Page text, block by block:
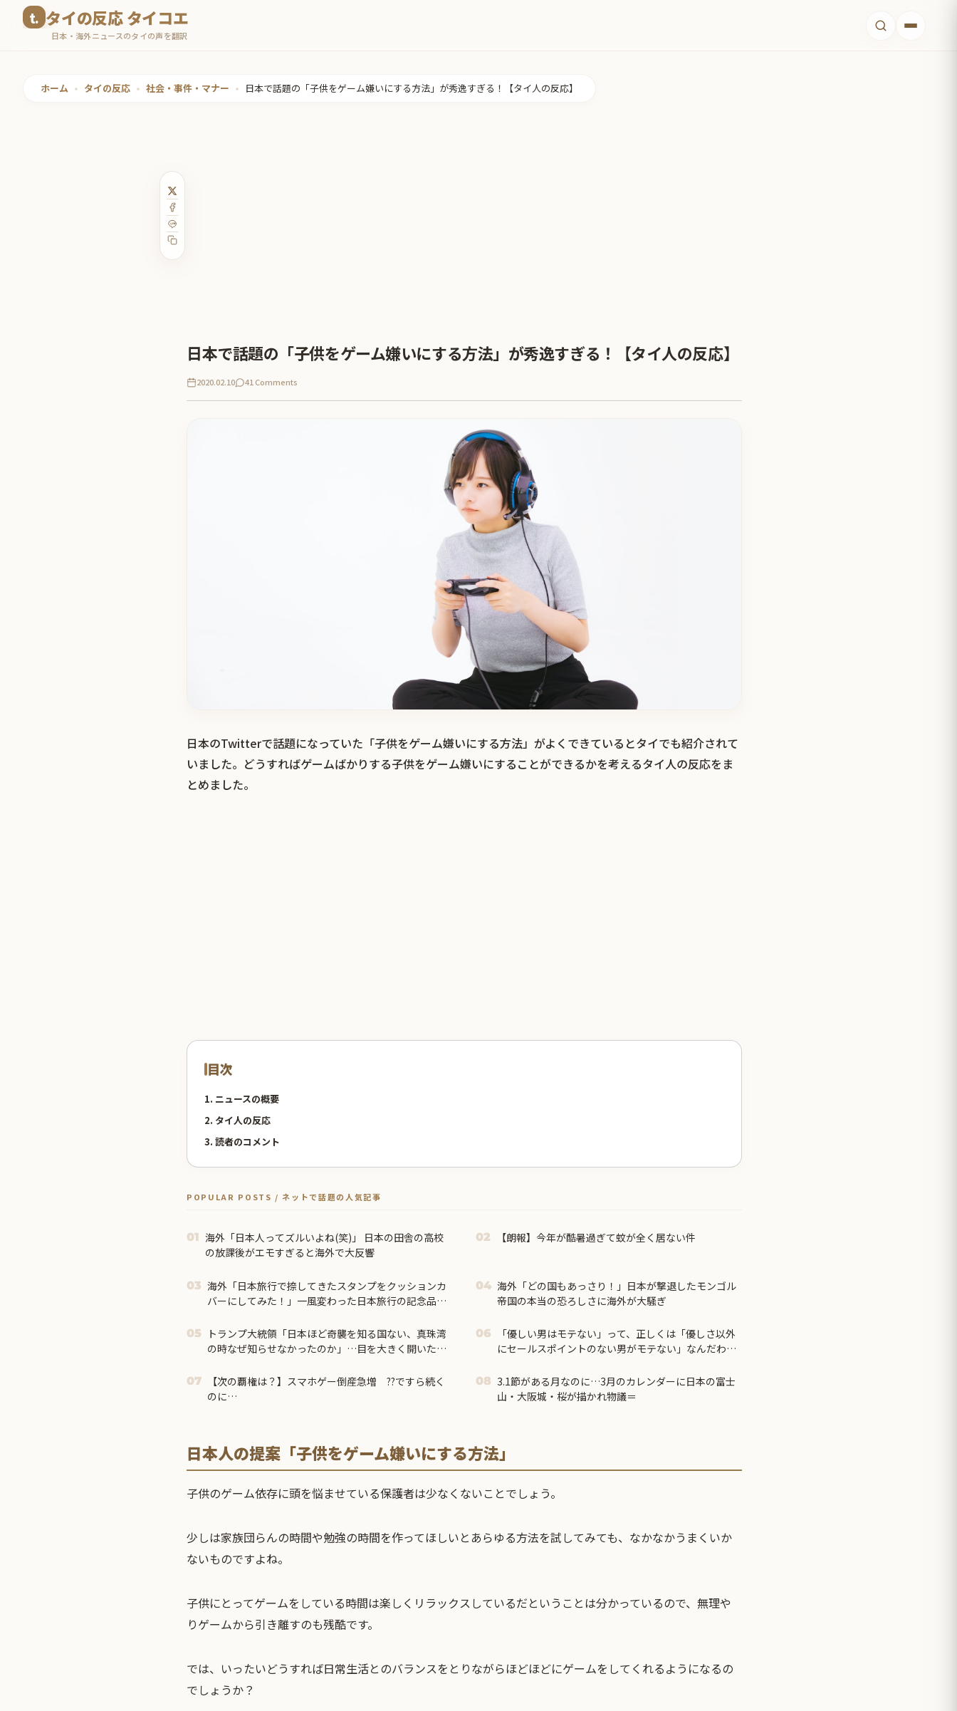
タイの反応 タイコエ
日本・海外ニュースのタイの声を翻訳
ホーム • タイの反応 • 社会・事件・マナー • 日本で話題の「子供をゲーム嫌いにする方法」が秀逸すぎる！【タイ人の反応】
日本で話題の「子供をゲーム嫌いにする方法」が秀逸すぎる！【タイ人の反応】
2020.02.10 41 Comments
日本のTwitterで話題になっていた「子供をゲーム嫌いにする方法」がよくできているとタイでも紹介されて
いました。どうすればゲームばかりする子供をゲーム嫌いにすることができるかを考えるタイ人の反応をま
とめました。
目次
1. ニュースの概要
2. タイ人の反応
3. 読者のコメント
POPULAR POSTS / ネットで話題の人気記事
01 海外「日本人ってズルいよね(笑)」 日本の田舎の高校
の放課後がエモすぎると海外で大反響
02 【朗報】今年が酷暑過ぎて蚊が全く居ない件
03 海外「日本旅行で捺してきたスタンプをクッションカ
バーにしてみた！」一風変わった日本旅行の記念品の
04 海外「どの国もあっさり！」日本が撃退したモンゴル
帝国の本当の恐ろしさに海外が大騒ぎ
05
トランプ大統領「日本ほど奇襲を知る国ない、真珠湾
の時なぜ知らせなかったのか」…目を大きく開いた高
06
「優しい男はモテない」って、正しくは「優しさ以外
にセールスポイントのない男がモテない」なんだわ。
07
【次の覇権は？】スマホゲー倒産急増 ??ですら続く
のに…
08 3.1節がある月なのに…3月のカレンダーに日本の富士
山・大阪城・桜が描かれ物議＝
日本人の提案「子供をゲーム嫌いにする方法」
子供のゲーム依存に頭を悩ませている保護者は少なくないことでしょう。
少しは家族団らんの時間や勉強の時間を作ってほしいとあらゆる方法を試してみても、なかなかうまくいか
ないものですよね。
子供にとってゲームをしている時間は楽しくリラックスしているだということは分かっているので、無理や
りゲームから引き離すのも残酷です。
では、いったいどうすれば日常生活とのバランスをとりながらほどほどにゲームをしてくれるようになるの
でしょうか？